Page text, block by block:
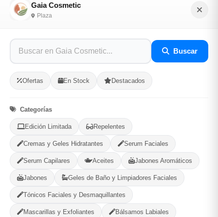
Gaia Cosmetic
Plaza
Buscar
Ofertas En Stock Destacados
Categorías
Edición Limitada Repelentes
Cremas y Geles Hidratantes Serum Faciales
Serum Capilares Aceites Jabones Aromáticos
Jabones Geles de Baño y Limpiadores Faciales
Tónicos Faciales y Desmaquillantes
Mascarillas y Exfoliantes Bálsamos Labiales
Vainilla
Opciones de Envio
3 Entrega
Selecciona tu ubicacion
- + Comprar!